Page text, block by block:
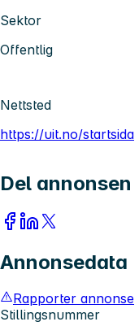
Sektor
Offentlig
Nettsted
https://uit.no/startsida
Del annonsen
Annonsedata
Rapporter annonse
Stillingsnummer